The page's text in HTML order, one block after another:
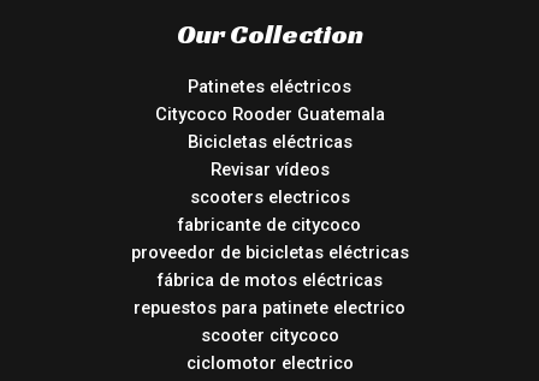
Our Collection
Patinetes eléctricos
Citycoco Rooder Guatemala
Bicicletas eléctricas
Revisar vídeos
scooters electricos
fabricante de citycoco
proveedor de bicicletas eléctricas
fábrica de motos eléctricas
repuestos para patinete electrico
scooter citycoco
ciclomotor electrico